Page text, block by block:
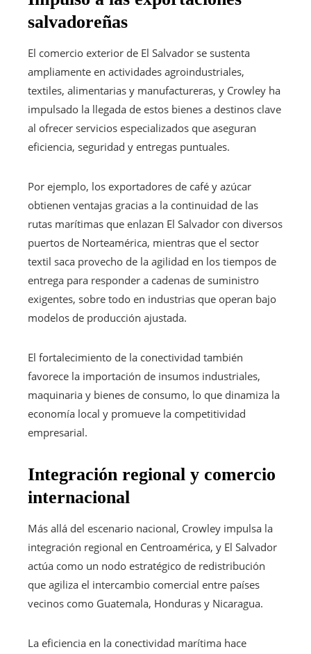
salvadoreñas
El comercio exterior de El Salvador se sustenta
ampliamente en actividades agroindustriales,
textiles, alimentarias y manufactureras, y Crowley ha
impulsado la llegada de estos bienes a destinos clave
al ofrecer servicios especializados que aseguran
eficiencia, seguridad y entregas puntuales.
Por ejemplo, los exportadores de café y azúcar
obtienen ventajas gracias a la continuidad de las
rutas marítimas que enlazan El Salvador con diversos
puertos de Norteamérica, mientras que el sector
textil saca provecho de la agilidad en los tiempos de
entrega para responder a cadenas de suministro
exigentes, sobre todo en industrias que operan bajo
modelos de producción ajustada.
El fortalecimiento de la conectividad también
favorece la importación de insumos industriales,
maquinaria y bienes de consumo, lo que dinamiza la
economía local y promueve la competitividad
empresarial.
Integración regional y comercio
internacional
Más allá del escenario nacional, Crowley impulsa la
integración regional en Centroamérica, y El Salvador
actúa como un nodo estratégico de redistribución
que agiliza el intercambio comercial entre países
vecinos como Guatemala, Honduras y Nicaragua.
La eficiencia en la conectividad marítima hace